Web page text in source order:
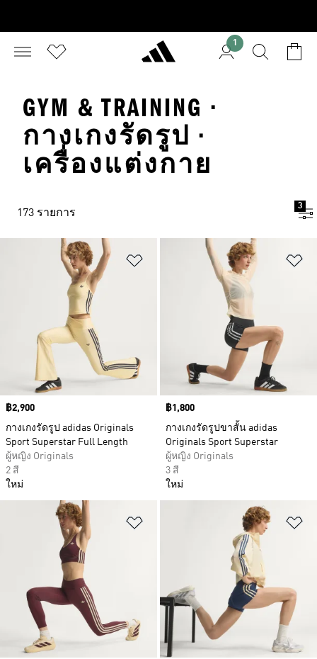
1
GYM & TRAINING ·
กางเกงรัดรูป ·
เครื่องแต่งกาย
173 รายการ
3
เพิ่มไปยังรายการสินค้าโปรด
Price
฿2,900
กางเกงรัดรูป adidas Originals
Sport Superstar Full Length
ผู้หญิง Originals
2 สี
ใหม่
Price
฿1,800
กางเกงรัดรูปขาสั้น adidas
Originals Sport Superstar
ผู้หญิง Originals
3 สี
ใหม่
เพิ่มไปยังรายการสินค้าโปรด